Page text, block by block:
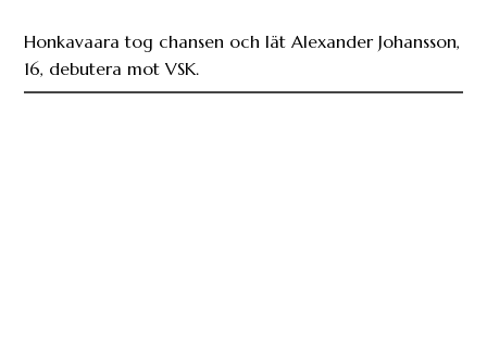
Honkavaara tog chansen och lät Alexander Johansson,
16, debutera mot VSK.